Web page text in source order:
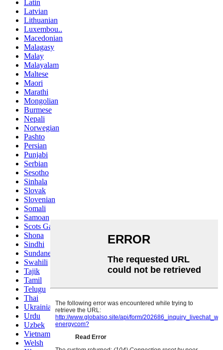
Latin
Latvian
Lithuanian
Luxembou..
Macedonian
Malagasy
Malay
Malayalam
Maltese
Maori
Marathi
Mongolian
Burmese
Nepali
Norwegian
Pashto
Persian
Punjabi
Serbian
Sesotho
Sinhala
Slovak
Slovenian
Somali
Samoan
Scots Gaelic
Shona
Sindhi
Sundanese
Swahili
Tajik
Tamil
Telugu
Thai
Ukrainian
Urdu
Uzbek
Vietnamese
Welsh